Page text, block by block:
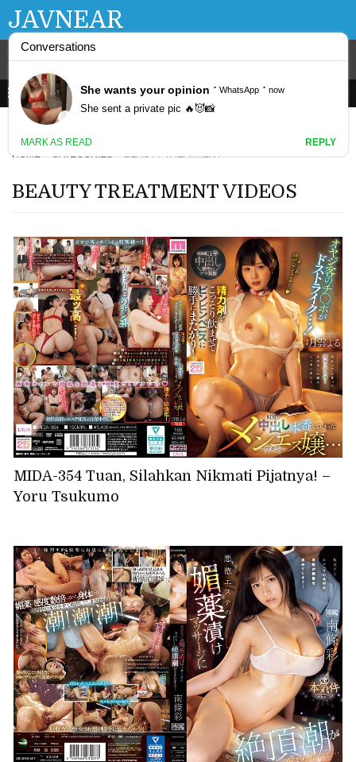
JAVNEAR
HOME CATEGORIES BEAUTY TREATMENT
BEAUTY TREATMENT VIDEOS
MIDA-354 Tuan, Silahkan Nikmati Pijatnya! –
Yoru Tsukumo